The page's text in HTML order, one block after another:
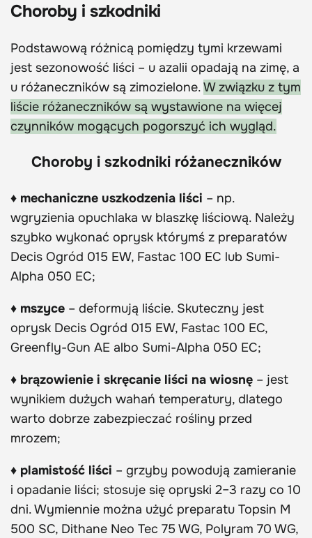
Choroby i szkodniki
Podstawową różnicą pomiędzy tymi krzewami
jest sezonowość liści – u azalii opadają na zimę, a
u różaneczników są zimozielone.W związku z tym
liście różaneczników są wystawione na więcej
czynników mogących pogorszyć ich wygląd.
Choroby i szkodniki różaneczników
♦ mechaniczne uszkodzenia liści – np.
wgryzienia opuchlaka w blaszkę liściową. Należy
szybko wykonać oprysk którymś z preparatów
Decis Ogród 015 EW, Fastac 100 EC lub Sumi-
Alpha 050 EC;
♦ mszyce – deformują liście. Skuteczny jest
oprysk Decis Ogród 015 EW, Fastac 100 EC,
Greenfly-Gun AE albo Sumi-Alpha 050 EC;
♦ brązowienie i skręcanie liści na wiosnę – jest
wynikiem dużych wahań temperatury, dlatego
warto dobrze zabezpieczać rośliny przed
mrozem;
♦ plamistość liści – grzyby powodują zamieranie
i opadanie liści; stosuje się opryski 2–3 razy co 10
dni. Wymiennie można użyć preparatu Topsin M
500 SC, Dithane Neo Tec 75 WG, Polyram 70 WG,